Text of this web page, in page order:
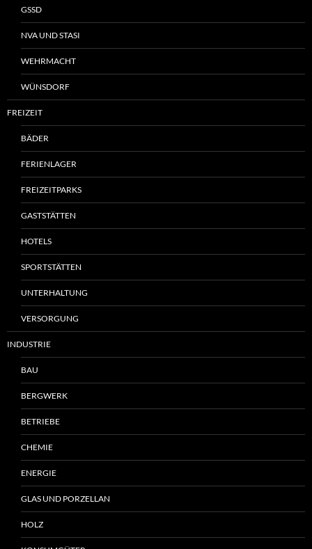
GSSD
NVA UND STASI
WEHRMACHT
WÜNSDORF
FREIZEIT
BÄDER
FERIENLAGER
FREIZEITPARKS
GASTSTÄTTEN
HOTELS
SPORTSTÄTTEN
UNTERHALTUNG
VERSORGUNG
INDUSTRIE
BAU
BERGWERK
BETRIEBE
CHEMIE
ENERGIE
GLAS UND PORZELLAN
HOLZ